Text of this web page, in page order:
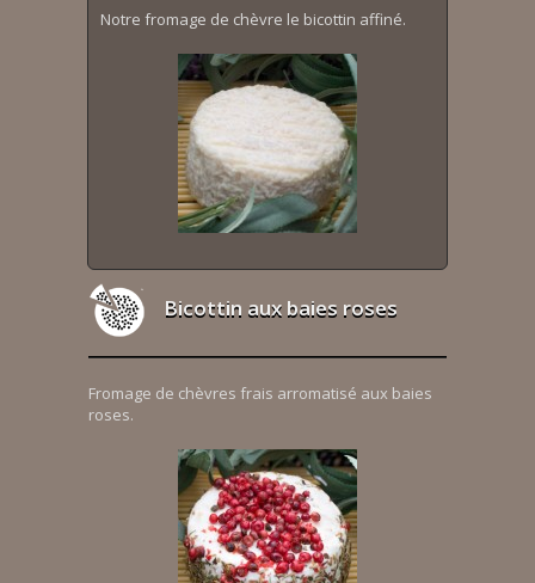
Notre fromage de chèvre le bicottin affiné.
Bicottin aux baies roses
Fromage de chèvres frais arromatisé aux baies
roses.